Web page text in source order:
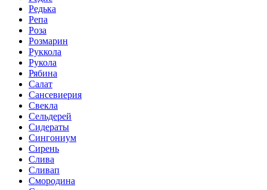
Редька
Репа
Роза
Розмарин
Руккола
Рукола
Рябина
Салат
Сансевиерия
Свекла
Сельдерей
Сидераты
Сингониум
Сирень
Слива
Сливап
Смородина